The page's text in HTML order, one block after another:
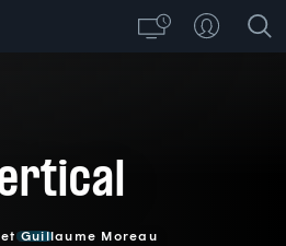
Guillaume Moreau